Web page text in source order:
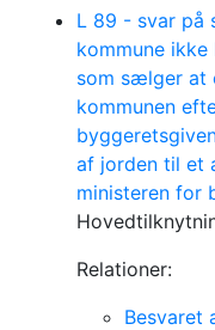
L 89 - svar på
kommune
som sælger at
kommunen
af jorden til et
ministeren for
Relationer:
Besvaret